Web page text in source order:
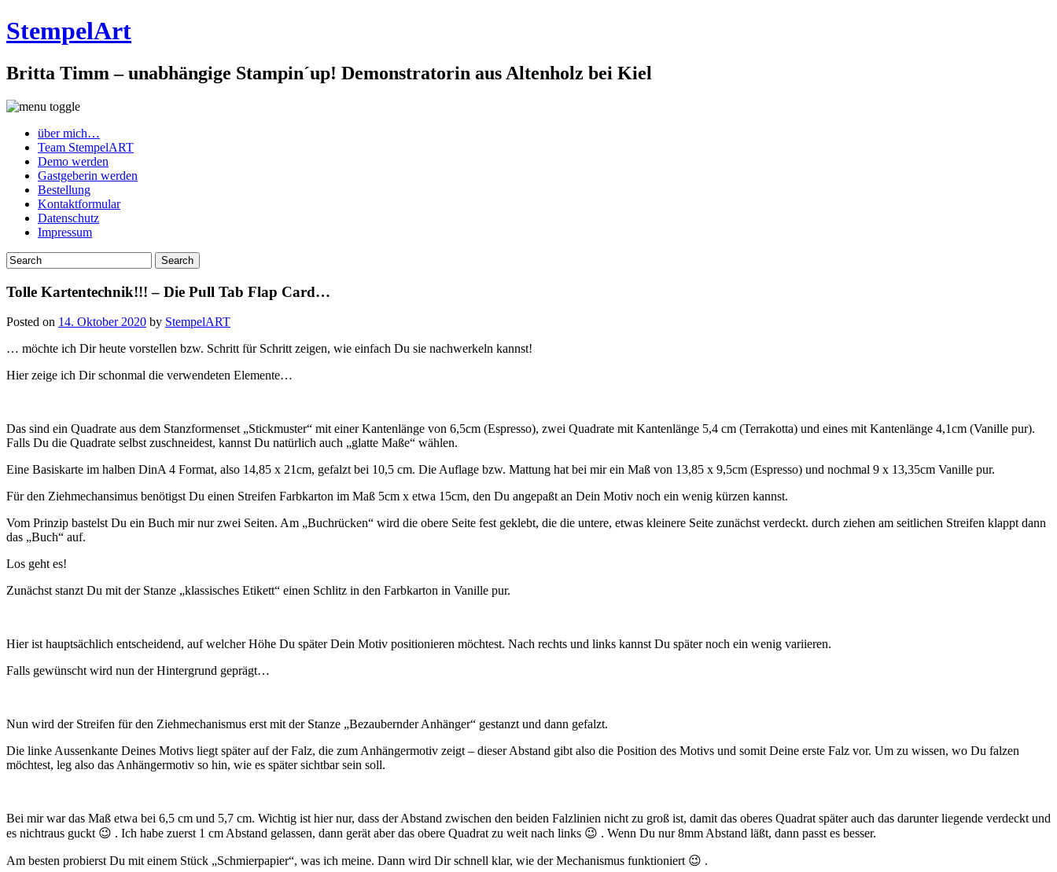
StempelArt
Britta Timm – unabhängige Stampin´up! Demonstratorin aus Altenholz bei Kiel
über mich…
Team StempelART
Demo werden
Gastgeberin werden
Bestellung
Kontaktformular
Datenschutz
Impressum
Tolle Kartentechnik!!! – Die Pull Tab Flap Card…
Posted on 14. Oktober 2020 by StempelART
… möchte ich Dir heute vorstellen bzw. Schritt für Schritt zeigen, wie einfach Du sie nachwerkeln kannst!
Hier zeige ich Dir schonmal die verwendeten Elemente…
Das sind ein Quadrate aus dem Stanzformenset „Stickmuster“ mit einer Kantenlänge von 6,5cm (Espresso), zwei Quadrate mit Kantenlänge 5,4 cm (Terrakotta) und eines mit Kantenlänge 4,1cm (Vanille pur).
Falls Du die Quadrate selbst zuschneidest, kannst Du natürlich auch „glatte Maße“ wählen.
Eine Basiskarte im halben DinA 4 Format, also 14,85 x 21cm, gefalzt bei 10,5 cm. Die Auflage bzw. Mattung hat bei mir ein Maß von 13,85 x 9,5cm (Espresso) und nochmal 9 x 13,35cm Vanille pur.
Für den Ziehmechansimus benötigst Du einen Streifen Farbkarton im Maß 5cm x etwa 15cm, den Du angepaßt an Dein Motiv noch ein wenig kürzen kannst.
Vom Prinzip bastelst Du ein Buch mir nur zwei Seiten. Am „Buchrücken“ wird die obere Seite fest geklebt, die die untere, etwas kleinere Seite zunächst verdeckt. durch ziehen am seitlichen Streifen klappt dann
das „Buch“ auf.
Los geht es!
Zunächst stanzt Du mit der Stanze „klassisches Etikett“ einen Schlitz in den Farbkarton in Vanille pur.
Hier ist hauptsächlich entscheidend, auf welcher Höhe Du später Dein Motiv positionieren möchtest. Nach rechts und links kannst Du später noch ein wenig variieren.
Falls gewünscht wird nun der Hintergrund geprägt…
Nun wird der Streifen für den Ziehmechanismus erst mit der Stanze „Bezaubernder Anhänger“ gestanzt und dann gefalzt.
Die linke Aussenkante Deines Motivs liegt später auf der Falz, die zum Anhängermotiv zeigt – dieser Abstand gibt also die Position des Motivs und somit Deine erste Falz vor. Um zu wissen, wo Du falzen
möchtest, leg also das Anhängermotiv so hin, wie es später sichtbar sein soll.
Bei mir war das Maß etwa bei 6,5 cm und 5,7 cm. Wichtig ist hier nur, dass der Abstand zwischen den beiden Falzlinien nicht zu groß ist, damit das oberes Quadrat später auch das darunter liegende verdeckt und
es nichtraus guckt 😉 . Ich habe zuerst 1 cm Abstand gelassen, dann gerät aber das obere Quadrat zu weit nach links 😉 . Wenn Du nur 8mm Abstand läßt, dann passt es besser.
Am besten probierst Du mit einem Stück „Schmierpapier“, was ich meine. Dann wird Dir schnell klar, wie der Mechanismus funktioniert 😉 .